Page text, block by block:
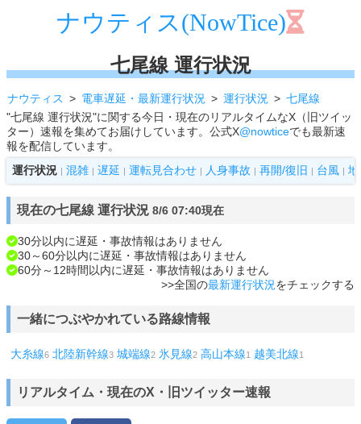
ナウティス(NowTice)
七尾線 運行状況
ナウティス 電車遅延・最新運行状況 運行状況
七尾線
"七尾線 運行状況"に関する今日・現在のリアルタイムなX（旧ツイッ
ター）速報を集めてお届けしています。公式X@nowticeでも最新速
報を配信しています。
運行状況
混雑 遅延 運転見合わせ 人身事故 再開/復旧 台風
現在の七尾線 運行状況 8/6 07:40現在
30分以内に遅延・事故情報はありません
30～60分以内に遅延・事故情報はありません
60分～12時間以内に遅延・事故情報はありません
>>全国の最新運行状況をチェックする
一緒につぶやかれている路線情報
大糸線6 北陸新幹線3 城端線2 氷見線2 高山本線1 越美北線1
リアルタイム・現在のX・旧ツイッター速報